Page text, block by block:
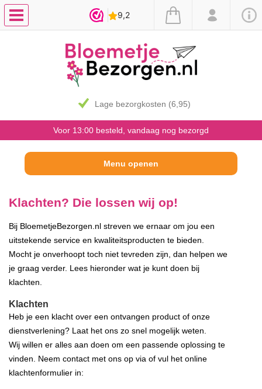
Lage bezorgkosten (6,95)
Voor 13:00 besteld, vandaag nog bezorgd
Klachten? Die lossen wij op!
Bij BloemetjeBezorgen.nl streven we ernaar om jou een
uitstekende service en kwaliteitsproducten te bieden.
Mocht je onverhoopt toch niet tevreden zijn, dan helpen we
je graag verder. Lees hieronder wat je kunt doen bij
klachten.
Klachten
Heb je een klacht over een ontvangen product of onze
dienstverlening? Laat het ons zo snel mogelijk weten.
Wij willen er alles aan doen om een passende oplossing te
vinden. Neem contact met ons op via of vul het online
klachtenformulier in: